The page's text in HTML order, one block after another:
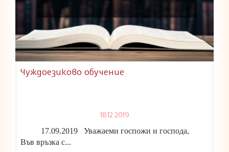
Чуждоезиково обучение
18.12.2019
17.09.2019 Уважаеми госпожи и господа,
Във връзка с...